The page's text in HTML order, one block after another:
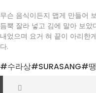
무슨 음식이든지 맵게 만들어
듬뿍 잘라 넣고 김에 말아 보았
내었으며 요거 혀 끝이 아리한
다.
#수라상#SURASANG#